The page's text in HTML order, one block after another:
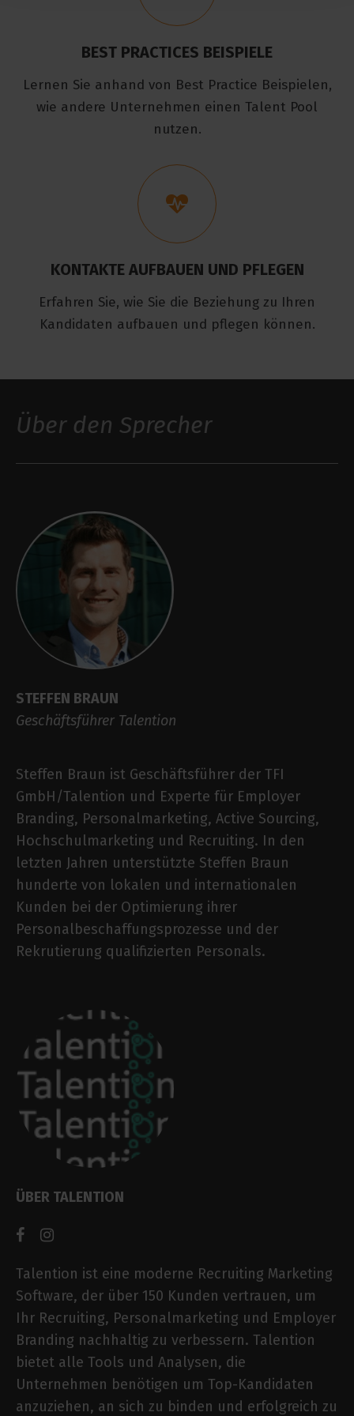
BEST PRACTICES BEISPIELE
Lernen Sie anhand von Best Practice Beispielen,
wie andere Unternehmen einen Talent Pool
nutzen.
KONTAKTE AUFBAUEN UND PFLEGEN
Erfahren Sie, wie Sie die Beziehung zu Ihren
Kandidaten aufbauen und pflegen können.
Über den Sprecher
STEFFEN BRAUN
Geschäftsführer Talention
Steffen Braun ist Geschäftsführer der TFI
GmbH/Talention und Experte für Employer
Branding, Personalmarketing, Active Sourcing,
Hochschulmarketing und Recruiting. In den
letzten Jahren unterstützte Steffen Braun
hunderte von lokalen und internationalen
Kunden bei der Optimierung ihrer
Personalbeschaffungsprozesse und der
Rekrutierung qualifizierten Personals.
ÜBER TALENTION
Talention ist eine moderne Recruiting Marketing
Software, der über 150 Kunden vertrauen, um
Ihr Recruiting, Personalmarketing und Employer
Branding nachhaltig zu verbessern. Talention
bietet alle Tools und Analysen, die
Unternehmen benötigen um Top-Kandidaten
anzuziehen, an sich zu binden und erfolgreich zu